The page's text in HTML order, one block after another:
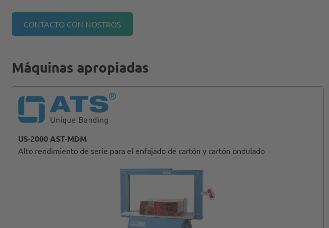
CONTACTO CON NOSTROS
Máquinas apropiadas
US-2000 AST-MDM
Alto rendimiento de serie para el enfajado de cartón y cartón ondulado